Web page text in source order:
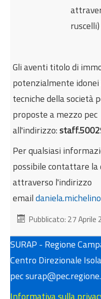
ruscelli)
Gli aventi titolo di
potenzialmente
tecniche della società
proposte a mezzo pec
all'indirizzo:
Per qualsiasi
possibile contattare la
attraverso l'indirizzo
email
Pubblicato: 27 Aprile
SURAP - Regione
Centro Direzionale
pec